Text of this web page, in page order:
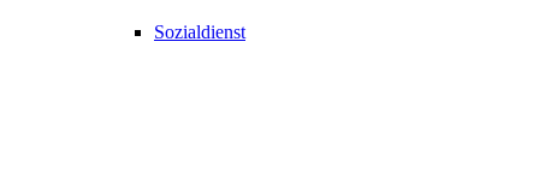
Sozialdienst